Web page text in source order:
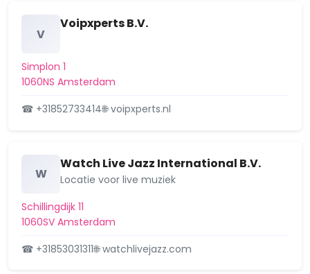
Grachtengordel-Zuid
Haarlemmerbuurt
Havens-West
Helmersbuurt
Hoofddorppleinbuurt
Hoofdweg e.o.
V
Voipxperts B.V.
Simplon 1
1060NS Amsterdam
☎ +31852733414🌐 voipxperts.nl
W
Watch Live Jazz International B.V.
Locatie voor live muziek
Schillingdijk 11
1060SV Amsterdam
☎ +31853031311🌐 watchlivejazz.com